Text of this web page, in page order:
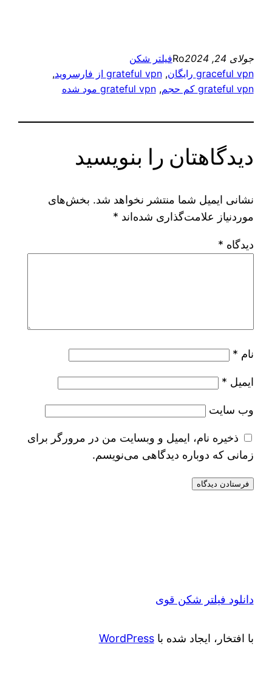
جولای 24, 2024 Roفیلتر شکن
graceful vpn رایگان
, grateful vpn از فارسروید
,
grateful vpn کم حجم
, grateful vpn مود شده
دیدگاهتان را بنویسید
نشانی ایمیل شما منتشر نخواهد شد. بخش‌های
موردنیاز علامت‌گذاری شده‌اند *
دیدگاه *
نام *
ایمیل *
وب‌ سایت
ذخیره نام، ایمیل و وبسایت من در مرورگر برای
زمانی که دوباره دیدگاهی می‌نویسم.
دانلود فیلتر شکن قوی
با افتخار، ایجاد شده باWordPress